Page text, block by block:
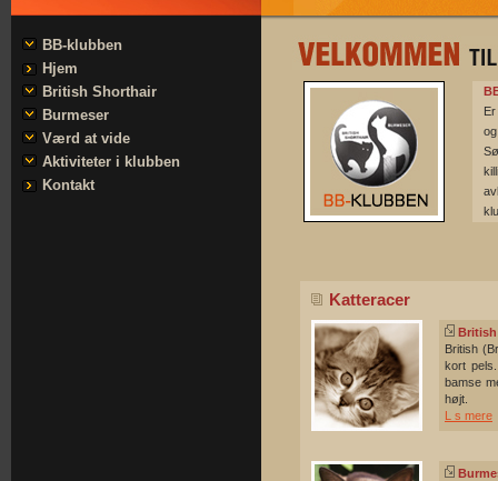
BB-klubben
Hjem
British Shorthair
Burmeser
Værd at vide
Aktiviteter i klubben
Kontakt
Katteracer
British
British
kort
bamse
højt.
L s mere